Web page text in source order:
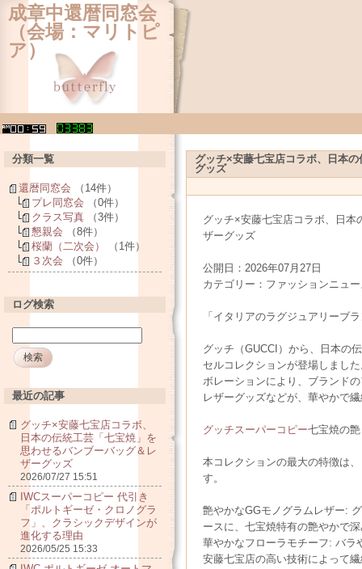
成章中還暦同窓会
（会場：マリトピ
ア）
グッチ×安藤七宝店コラボ、日本
グッズ
グッチ×安藤七宝店コラボ、日本
ザーグッズ
公開日：2026年07月27日
カテゴリー：ファッションニュ
「イタリアのラグジュアリーブ
グッチ（GUCCI）から、日本の
セルコレクションが登場しまし
ボレーションにより、ブランド
レザーグッズなどが、華やかで
グッチスーパーコピー七宝焼の
本コレクションの最大の特徴は
す。
艶やかなGGモノグラムレザー:
ースに、七宝焼特有の艶やかで
華やかなフローラモチーフ: バラ
安藤七宝店の高い技術によって
分類一覧
還暦同窓会 （14件）
プレ同窓会 （0件）
クラス写真 （3件）
懇親会 （8件）
桜蘭（二次会）
（1件）
３次会 （0件）
ログ検索
最近の記事
グッチ×安藤七宝店コラボ、
日本の伝統工芸「七宝焼」を
思わせるバンブーバッグ＆レ
ザーグッズ
2026/07/27 15:51
IWCスーパーコピー 代引き
「ポルトギーゼ・クロノグラ
フ」、クラシックデザインが
進化する理由
2026/05/25 15:33